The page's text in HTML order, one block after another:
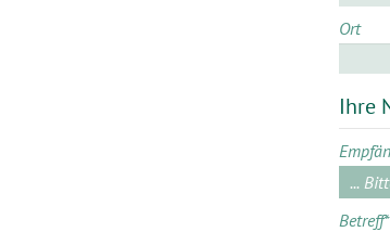
Ort
Ihre
Betreff*